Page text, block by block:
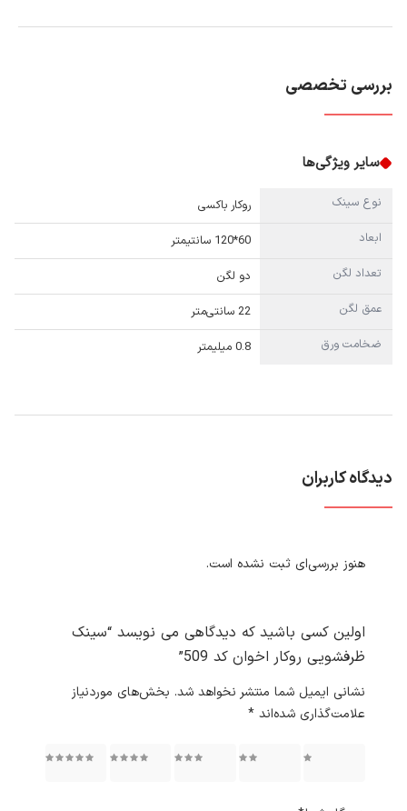
بررسی تخصصی
سایر ویژگی‌ها
نوع سینک
روکار باکسی
ابعاد
60*120 سانتیمتر
تعداد لگن
دو لگن
عمق لگن
22 سانتی‌متر
ضخامت ورق
0.8 میلیمتر
دیدگاه کاربران
هنوز بررسی‌ای ثبت نشده است.
اولین کسی باشید که دیدگاهی می نویسد “سینک
ظرفشویی روکار اخوان کد 509”
نشانی ایمیل شما منتشر نخواهد شد. بخش‌های موردنیاز
علامت‌گذاری شده‌اند *
۳ از ۵ ۴ از ۵ ۵ از ۵